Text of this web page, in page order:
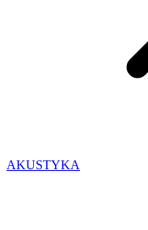
AKUSTYKA